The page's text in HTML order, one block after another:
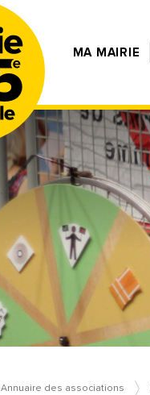
MA MAIRIE
Annuaire des associations